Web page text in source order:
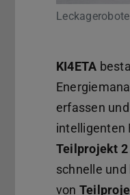
KI4ETA
erfassen
intelligenten
Teilprojekt 2
schnelle
von